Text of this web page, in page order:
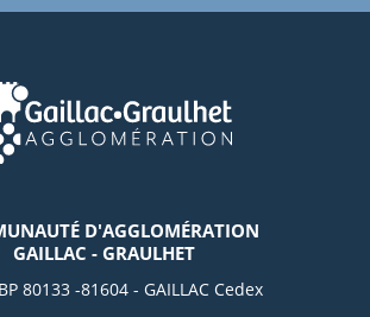
D'AGGLOMÉRATION
GAILLAC - GRAULHET
80133 -81604 - GAILLAC Cedex